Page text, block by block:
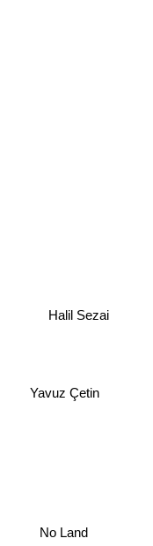
No Land
Halil Sezai
Yavuz Çetin